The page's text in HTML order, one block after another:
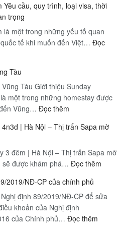
Yêu cầu, quy trình, loại visa, thời
trọng
là một trong những yếu tố quan
tế khi muốn đến Việt… Đọc
Tàu
Tàu Giới thiệu Sunday
một trong những homestay được
Vũng… Đọc thêm
10
Vũng
Tàu
| Hà Nội – Thị trấn Sapa mờ
3 đêm | Hà Nội – Thị trấn Sapa mờ
được khám phá… Đọc thêm
Bắc
2019/NĐ-CP của chính phủ
định 89/2019/NĐ-CP để sửa
khoản của Nghị định
của Chính phủ… Đọc thêm